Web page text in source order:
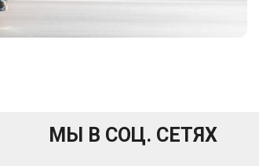
МЫ В СОЦ. СЕТЯХ